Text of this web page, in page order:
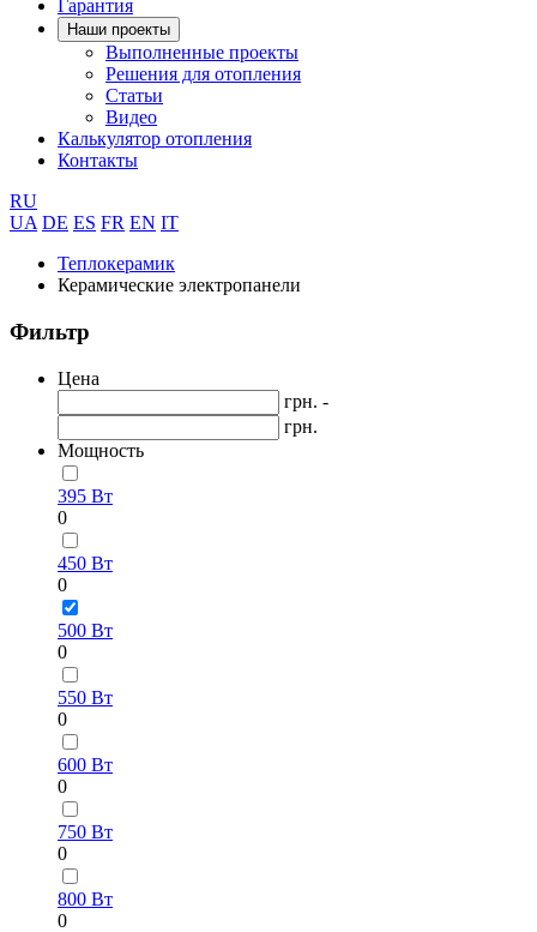
Гарантия
Наши проекты
Выполненные проекты
Решения для отопления
Статьи
Видео
Калькулятор отопления
Контакты
RU
UA DE ES FR EN IT
Теплокерамик
Керамические электропанели
Фильтр
Цена
грн. -
грн.
Мощность
395 Вт
0
450 Вт
0
500 Вт
0
550 Вт
0
600 Вт
0
750 Вт
0
800 Вт
0